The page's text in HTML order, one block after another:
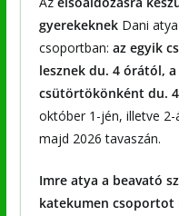
gyerekeknekDani atya
csoportban: az egyik
lesznek du. 4 órától,
csütörtökönként du.
október 1-jén, illetve 2-
majd 2026 tavaszán.
Imre atya a beavató
katekumen